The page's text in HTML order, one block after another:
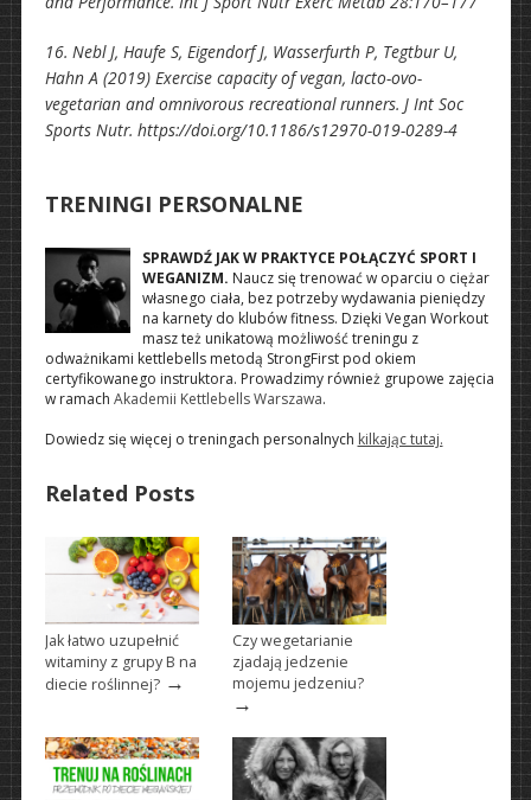
16. Nebl J, Haufe S, Eigendorf J, Wasserfurth P, Tegtbur U,
Hahn A (2019) Exercise capacity of vegan, lacto-ovo-
vegetarian and omnivorous recreational runners. J Int Soc
Sports Nutr. https://doi.org/10.1186/s12970-019-0289-4
TRENINGI PERSONALNE
SPRAWDŹ JAK W PRAKTYCE POŁĄCZYĆ SPORT I
WEGANIZM. Naucz się trenować w oparciu o ciężar
własnego ciała, bez potrzeby wydawania pieniędzy
na karnety do klubów fitness. Dzięki Vegan Workout
masz też unikatową możliwość treningu z
odważnikami kettlebells metodą StrongFirst pod okiem
certyfikowanego instruktora. Prowadzimy również grupowe zajęcia
w ramach Akademii Kettlebells Warszawa.
Dowiedz się więcej o treningach personalnych kilkając tutaj.
Related Posts
Jak łatwo uzupełnić
witaminy z grupy B na
diecie roślinnej?→
Czy wegetarianie
zjadają jedzenie
mojemu jedzeniu?
→